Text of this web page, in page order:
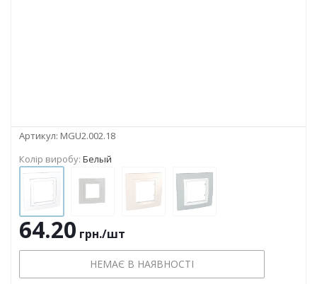
Артикул: MGU2.002.18
Колір виробу: Белый
64.20 грн./шт
НЕМАЄ В НАЯВНОСТІ